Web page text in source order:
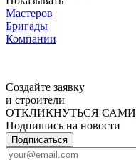
Мастеров
Бригады
Компании
Создайте заявку
и строители
ОТКЛИКНУТЬСЯ САМИ
Подпишись на новости
Подписаться